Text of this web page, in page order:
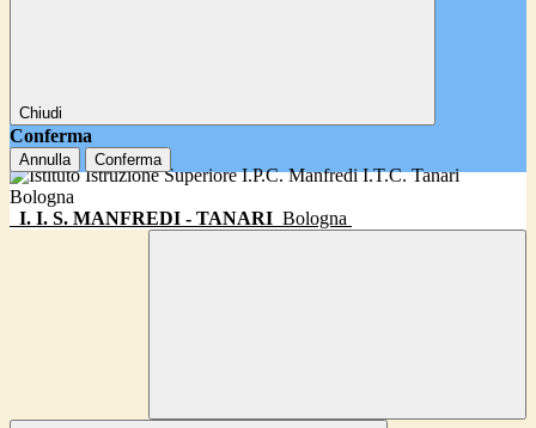
Chiudi
Conferma
Annulla Conferma
I. I. S. MANFREDI - TANARI Bologna